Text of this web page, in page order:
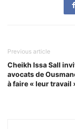
Previous article
Cheikh Issa Sall
avocats de
à faire « leur travail